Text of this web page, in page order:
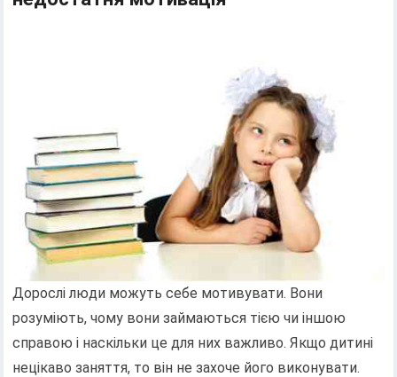
Дорослі люди можуть себе мотивувати. Вони
розуміють, чому вони займаються тією чи іншою
справою і наскільки це для них важливо. Якщо дитині
нецікаво заняття, то він не захоче його виконувати.